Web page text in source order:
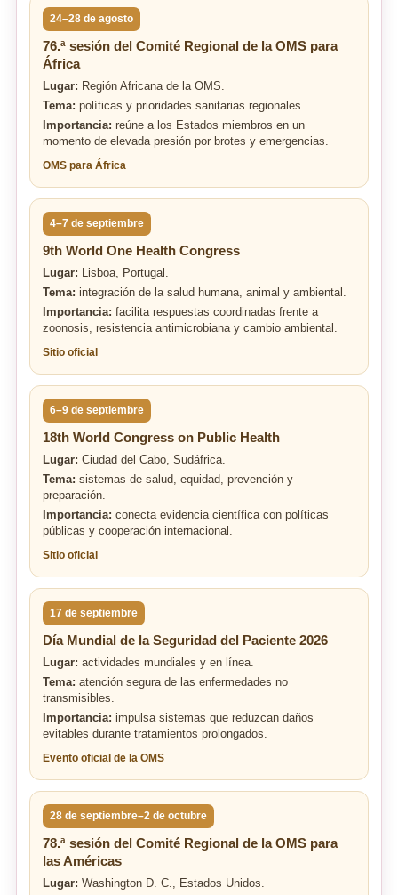
24–28 de agosto
76.ª sesión del Comité Regional de la OMS para
África
Lugar: Región Africana de la OMS.
Tema: políticas y prioridades sanitarias regionales.
Importancia: reúne a los Estados miembros en un
momento de elevada presión por brotes y emergencias.
OMS para África
4–7 de septiembre
9th World One Health Congress
Lugar: Lisboa, Portugal.
Tema: integración de la salud humana, animal y ambiental.
Importancia: facilita respuestas coordinadas frente a
zoonosis, resistencia antimicrobiana y cambio ambiental.
Sitio oficial
6–9 de septiembre
18th World Congress on Public Health
Lugar: Ciudad del Cabo, Sudáfrica.
Tema: sistemas de salud, equidad, prevención y
preparación.
Importancia: conecta evidencia científica con políticas
públicas y cooperación internacional.
Sitio oficial
17 de septiembre
Día Mundial de la Seguridad del Paciente 2026
Lugar: actividades mundiales y en línea.
Tema: atención segura de las enfermedades no
transmisibles.
Importancia: impulsa sistemas que reduzcan daños
evitables durante tratamientos prolongados.
Evento oficial de la OMS
28 de septiembre–2 de octubre
78.ª sesión del Comité Regional de la OMS para
las Américas
Lugar: Washington D. C., Estados Unidos.